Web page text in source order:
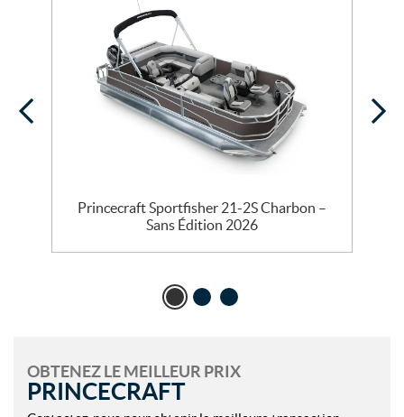
Princecraft Sportfisher 21-2S Charbon –
Sans Édition 2026
OBTENEZ LE MEILLEUR PRIX
PRINCECRAFT